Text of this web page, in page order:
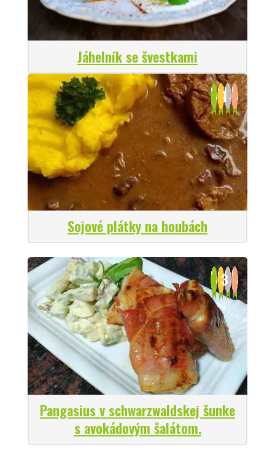
Jáhelník se švestkami
1
Sojové plátky na houbách
3
Pangasius v schwarzwaldskej šunke
s avokádovým šalátom.